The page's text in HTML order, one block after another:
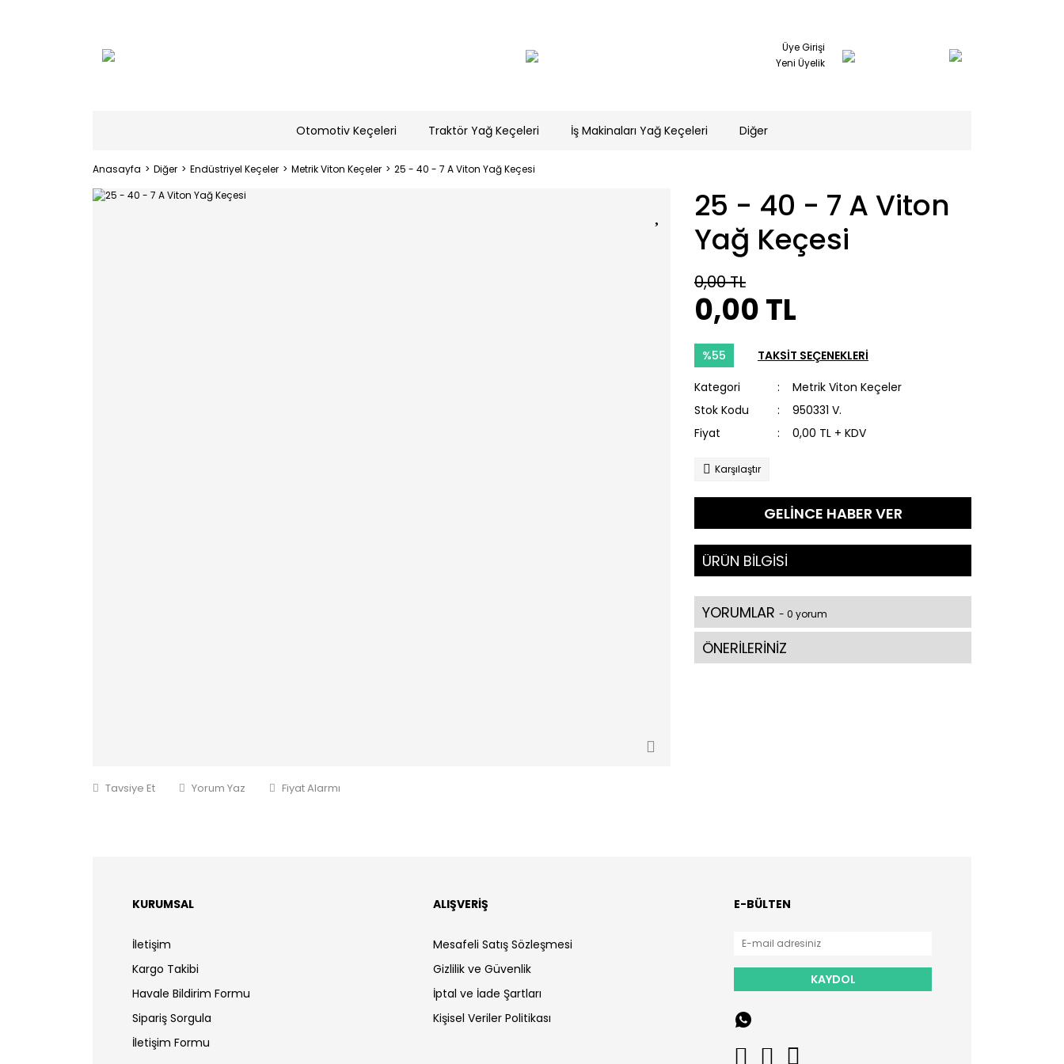
Üye Girişi
Yeni Üyelik
Otomotiv Keçeleri Traktör Yağ Keçeleri İş Makinaları Yağ Keçeleri Diğer
Anasayfa Diğer Endüstriyel Keçeler Metrik Viton Keçeler 25 - 40 - 7 A Viton Yağ Keçesi
Tavsiye Et Yorum Yaz Fiyat Alarmı
25 - 40 - 7 A Viton
Yağ Keçesi
0,00 TL
0,00 TL
%55 TAKSİT SEÇENEKLERİ
Kategori
Metrik Viton Keçeler
Stok Kodu
950331 V.
Fiyat
0,00 TL + KDV
Karşılaştır
GELİNCE HABER VER
ÜRÜN BİLGİSİ
YORUMLAR - 0 yorum
ÖNERİLERİNİZ
KURUMSAL
İletişim
Kargo Takibi
Havale Bildirim Formu
Sipariş Sorgula
İletişim Formu
ALIŞVERİŞ
Mesafeli Satış Sözleşmesi
Gizlilik ve Güvenlik
İptal ve İade Şartları
Kişisel Veriler Politikası
E-BÜLTEN
KAYDOL